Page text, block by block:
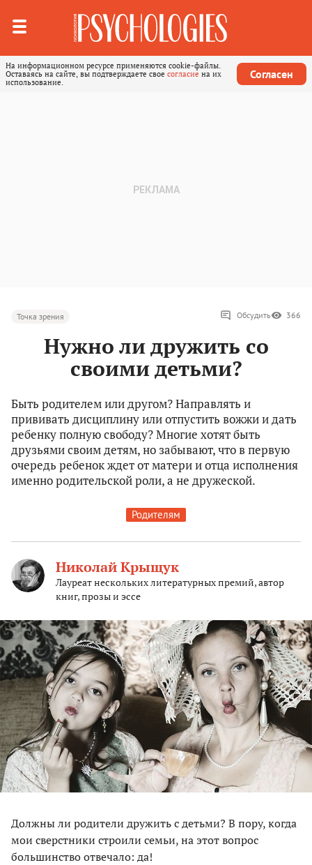
На информационном ресурсе применяются cookie-файлы.
Оставаясь на сайте, вы подтверждаете свое согласие на их
использование.
Согласен
Точка зрения Обсудить 366
Нужно ли дружить со
своими детьми?
Быть родителем или другом? Направлять и
прививать дисциплину или отпустить вожжи и дать
ребенку полную свободу? Многие хотят быть
друзьями своим детям, но забывают, что в первую
очередь ребенок ждет от матери и отца исполнения
именно родительской роли, а не дружеской.
Родителям
Николай Крыщук
Лауреат нескольких литературных премий, автор
книг, прозы и эссе
Должны ли родители дружить с детьми? В пору, когда
мои сверстники строили семьи, на этот вопрос
большинство отвечало: да!